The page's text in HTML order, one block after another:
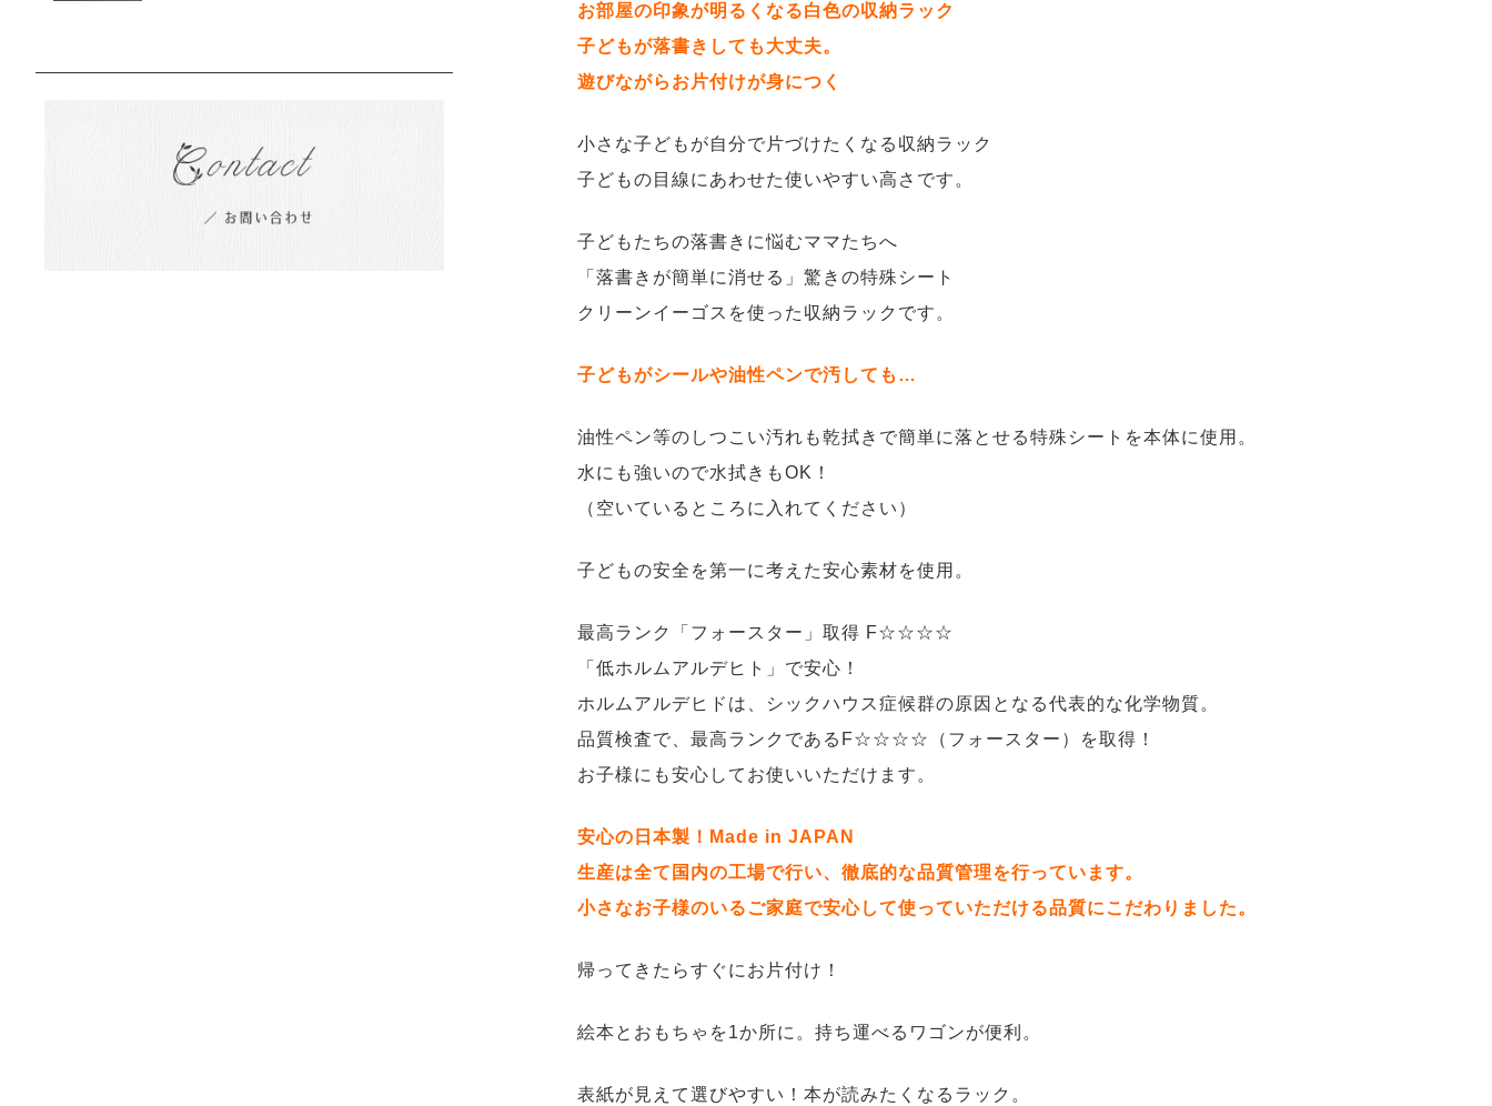
お部屋の印象が明るくなる白色の収納ラック
子どもが落書きしても大丈夫。
遊びながらお片付けが身につく
小さな子どもが自分で片づけたくなる収納ラック
子どもの目線にあわせた使いやすい高さです。
子どもたちの落書きに悩むママたちへ
「落書きが簡単に消せる」驚きの特殊シート
クリーンイーゴスを使った収納ラックです。
子どもがシールや油性ペンで汚しても…
油性ペン等のしつこい汚れも乾拭きで簡単に落とせる特殊シートを本体に使用。
水にも強いので水拭きもOK！
（空いているところに入れてください）
子どもの安全を第一に考えた安心素材を使用。
最高ランク「フォースター」取得 F☆☆☆☆
「低ホルムアルデヒト」で安心！
ホルムアルデヒドは、シックハウス症候群の原因となる代表的な化学物質。
品質検査で、最高ランクであるF☆☆☆☆（フォースター）を取得！
お子様にも安心してお使いいただけます。
安心の日本製！Made in JAPAN
生産は全て国内の工場で行い、徹底的な品質管理を行っています。
小さなお子様のいるご家庭で安心して使っていただける品質にこだわりました。
帰ってきたらすぐにお片付け！
絵本とおもちゃを1か所に。持ち運べるワゴンが便利。
表紙が見えて選びやすい！本が読みたくなるラック。